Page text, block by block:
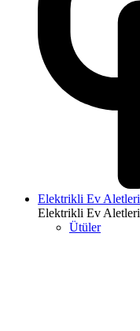
Elektrikli Ev Aletleri
Elektrikli Ev Aletleri
Ütüler